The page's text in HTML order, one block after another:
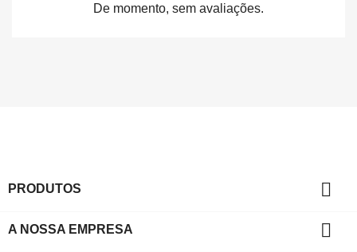
De momento, sem avaliações.
PRODUTOS 
A NOSSA EMPRESA 